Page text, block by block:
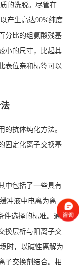
的洗脱。尽管在
产生高达90%纯度
分比的组氨酸残基
小的尺寸，比起其
表位亲和标签可以
的抗体纯化方法。
固定化离子交换基
中包括了一些具有
冲液中电离为离
件选择的标准。通
换层析与阳离子交
时，以碱性离解为
子交换剂结合。相